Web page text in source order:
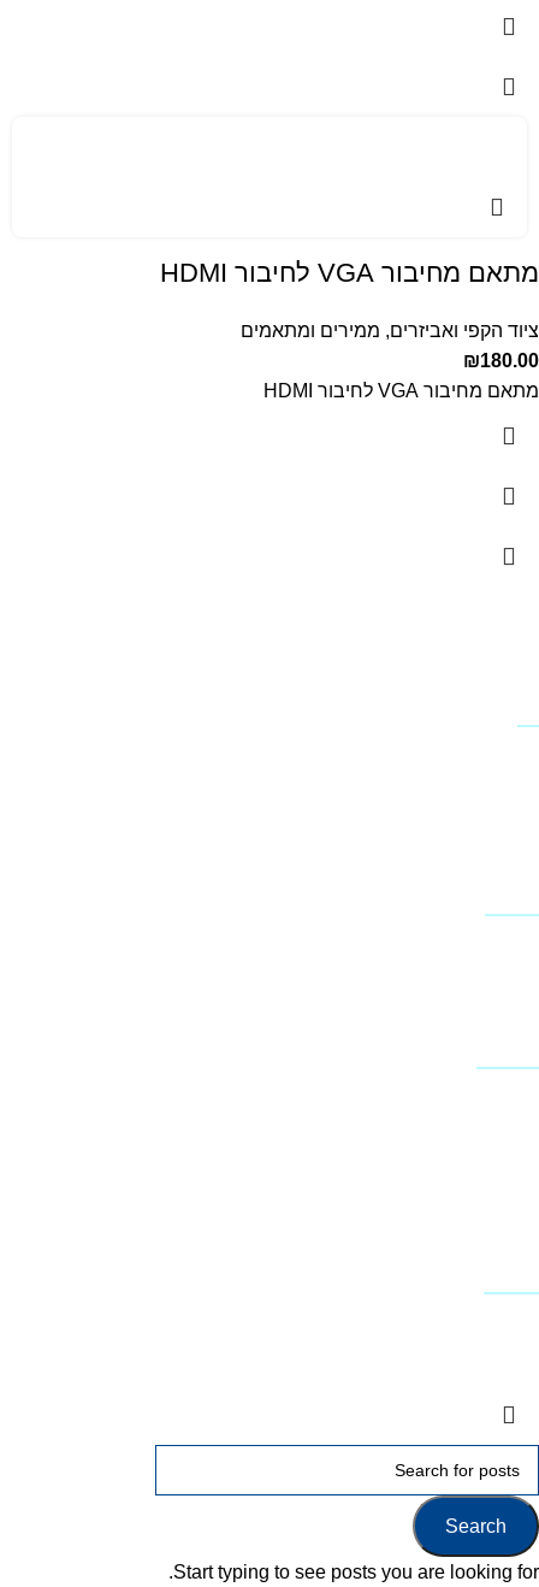
מתאם מחיבור VGA לחיבור HDMI
ציוד הקפי ואביזרים, ממירים ומתאמים
₪180.00
מתאם מחיבור VGA לחיבור HDMI
Search
Start typing to see posts you are looking for.